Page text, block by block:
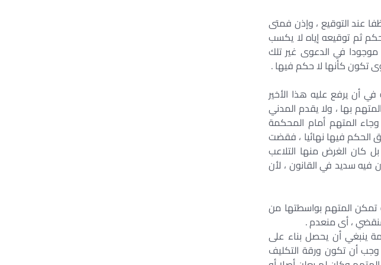
عند التوقيع ، وإذن فمتى
ثم توقيعه إياه لا يكسب
موجودا في الدعوى غير تلك
تكون كأنها لا حكم فيها .
يرفع عليه هذا الأخير
بها ، ولا يقدم المدني
وجاء المتهم أمام المحكمة
الحكم فيها نهائيا ، فقضت
كان الغرض منها التلاعب
سديد في القانون ، لأن
المتهم بواسطتها من
، أى منعدم .
ينبغي أن يحصل بناء على
وجب أن تكون ورقة التكليف